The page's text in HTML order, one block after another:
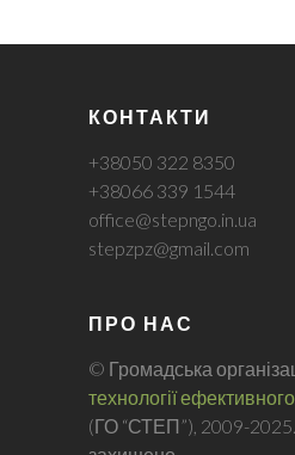
КОНТАКТИ
+38050 322 8350
+38066 339 1544
office@stepngo.in.ua
stepzpz@gmail.com
ПРО НАС
© Громадська
технології
(ГО “СТЕП”), 2009-